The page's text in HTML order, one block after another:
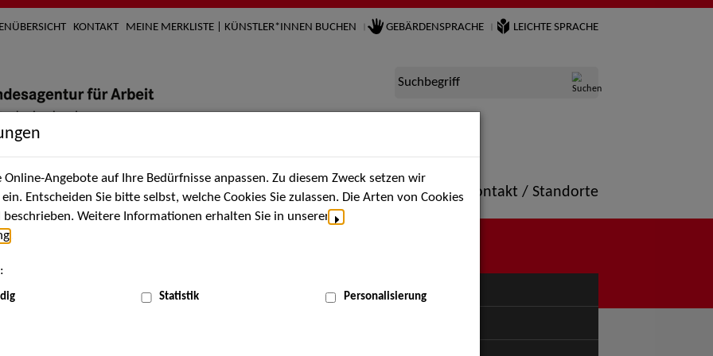
KONTAKT MEINE MERKLISTE | KÜNSTLER*INNEN BUCHEN GEBÄRDENSPRACHE LEICHTE SPRACHE
Suchbegriff
Künstler*innen Über uns Aktuelles Termine Portfolio Kontakt / Standorte
MENÜ
Angebote auf Ihre Bedürfnisse anpassen. Zu diesem Zweck setzen wir
Entscheiden Sie bitte selbst, welche Cookies Sie zulassen. Die Arten von Cookies
Weitere Informationen erhalten Sie in unserer
Statistik Personalisierung